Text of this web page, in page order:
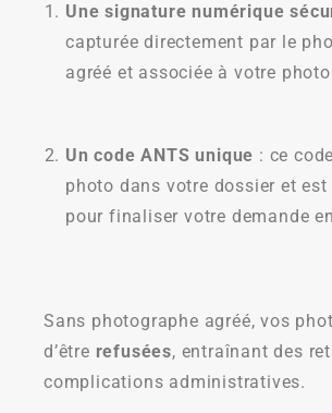
Une signature numérique
capturée directement par le
agréé et associée à votre
Un code ANTS unique : ce
photo dans votre dossier et
pour finaliser votre demande
Sans photographe agréé, vos
d’être refusées, entraînant des
complications administratives.